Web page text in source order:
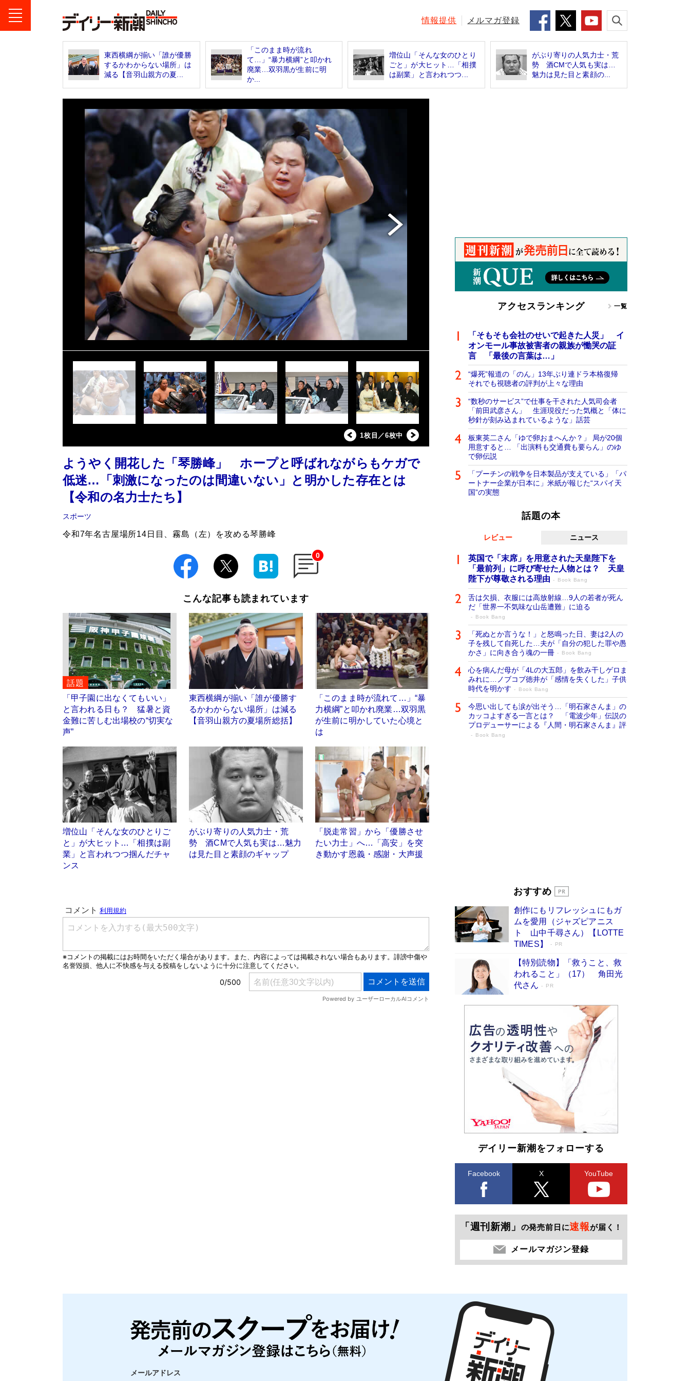
情報提供 メルマガ登録
東西横綱が揃い「誰が優勝
するかわからない場所」は
減る【音羽山親方の夏...
「このまま時が流れ
て…」“暴力横綱”と叩かれ
廃業…双羽黒が生前に明
か...
増位山「そんな女のひとり
ごと」が大ヒット…「相撲
は副業」と言われつつ...
がぶり寄りの人気力士・荒
勢 酒CMで人気も実は…
魅力は見た目と素顔の...
1枚目／6枚中
ようやく開花した「琴勝峰」 ホープと呼ばれながらもケガで
低迷…「刺激になったのは間違いない」と明かした存在とは
【令和の名力士たち】
スポーツ
令和7年名古屋場所14日目、霧島（左）を攻める琴勝峰
0
こんな記事も読まれています
話題
「甲子園に出なくてもいい」
と言われる日も？ 猛暑と資
金難に苦しむ出場校の“切実な
声”
東西横綱が揃い「誰が優勝す
るかわからない場所」は減る
【音羽山親方の夏場所総括】
「このまま時が流れて…」“暴
力横綱”と叩かれ廃業…双羽黒
が生前に明かしていた心境と
は
増位山「そんな女のひとりご
と」が大ヒット…「相撲は副
業」と言われつつ掴んだチャ
ンス
がぶり寄りの人気力士・荒
勢 酒CMで人気も実は…魅力
は見た目と素顔のギャップ
「脱走常習」から「優勝させ
たい力士」へ…「高安」を突
き動かす恩義・感謝・大声援
アクセスランキング 一覧
「そもそも会社のせいで起きた人災」 イ
オンモール事故被害者の親族が慟哭の証
言 「最後の言葉は…」
“爆死”報道の「のん」13年ぶり連ドラ本格復帰
それでも視聴者の評判が上々な理由
“数秒のサービス”で仕事を干された人気司会者
「前田武彦さん」 生涯現役だった気概と「体に
秒針が刻み込まれているような」話芸
板東英二さん「ゆで卵おまへんか？」 局が20個
用意すると… 「出演料も交通費も要らん」のゆ
で卵伝説
「プーチンの戦争を日本製品が支えている」「パ
ートナー企業が日本に」米紙が報じた“スパイ天
国”の実態
話題の本
レビュー ニュース
英国で「末席」を用意された天皇陛下を
「最前列」に呼び寄せた人物とは？ 天皇
陛下が尊敬される理由
Book Bang
舌は欠損、衣服には高放射線…9人の若者が死ん
だ「世界一不気味な山岳遭難」に迫る
Book Bang
「死ぬとか言うな！」と怒鳴った日、妻は2人の
子を残して自死した…夫が「自分の犯した罪や愚
かさ」に向き合う魂の一冊
Book Bang
心を病んだ母が「4Lの大五郎」を飲み干しゲロま
みれに…ノブコブ徳井が「感情を失くした」子供
時代を明かす
Book Bang
今思い出しても涙が出そう…「明石家さんま」の
カッコよすぎる一言とは？ 「電波少年」伝説の
プロデューサーによる『人間・明石家さんま』評
Book Bang
俳優・高嶋政伸が家族に教わった“人を育てるコ
東野圭吾、伊坂幸太郎の人気シリーズ最新作どち
らも文庫化 映画化された直木賞受賞作もランク
イン［文庫ベストセラー］
Book Bang
おすすめ
創作にもリフレッシュにもガ
ムを愛用（ジャズピアニス
ト 山中千尋さん）【LOTTE
TIMES】
PR
【特別読物】「救うこと、救
われること」（17） 角田光
代さん
PR
デイリー新潮をフォローする
Facebook X YouTube
「週刊新潮」 の発売前日に速報が届く！
メールマガジン登録
メールアドレス